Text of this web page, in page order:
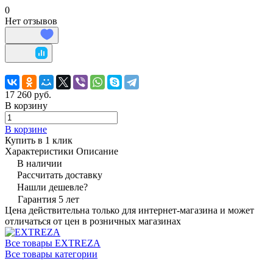
0
Нет отзывов
17 260 руб.
В корзину
В корзине
Купить в 1 клик
Характеристики Описание
В наличии
Рассчитать доставку
Нашли дешевле?
Гарантия 5 лет
Цена действительна только для интернет-магазина и может
отличаться от цен в розничных магазинах
Все товары EXTREZA
Все товары категории